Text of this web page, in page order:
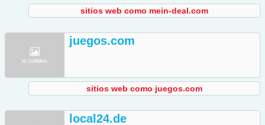
sitios web como mein-deal.com
juegos.com
sitios web como juegos.com
local24.de